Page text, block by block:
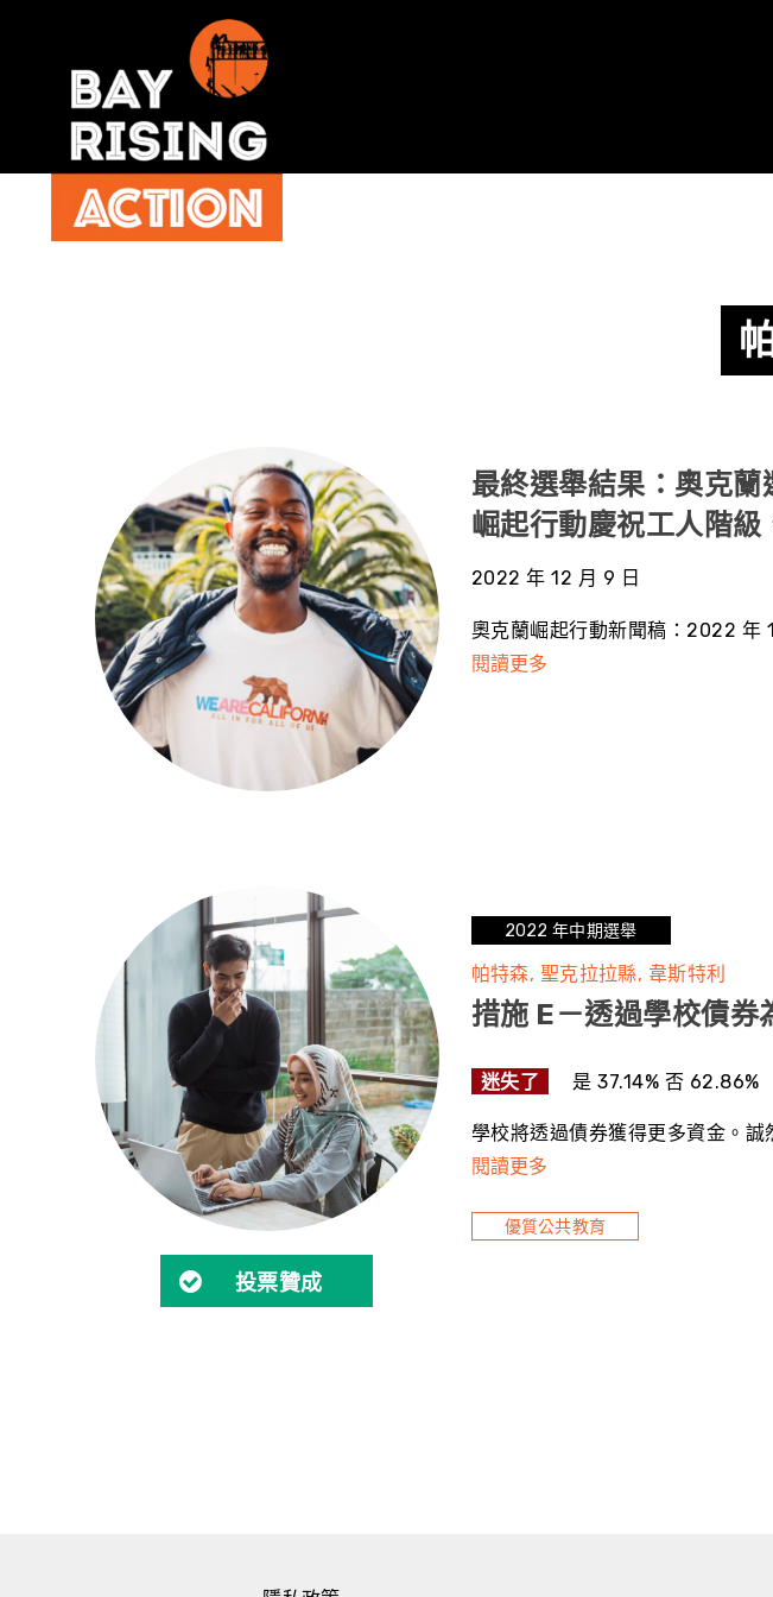
最終選舉結果：奧克
崛起行動慶祝工人階級
2022 年 12 月 9 日
奧克蘭崛起行動新聞稿：2022 年
閱讀更多
投票贊成
2022 年中期選舉
帕特森 聖克拉拉縣 韋斯特利
措施 E－透過學校債
迷失了 是 37.14% 否 62.86%
學校將透過債券獲得更多資金。
閱讀更多
優質公共教育